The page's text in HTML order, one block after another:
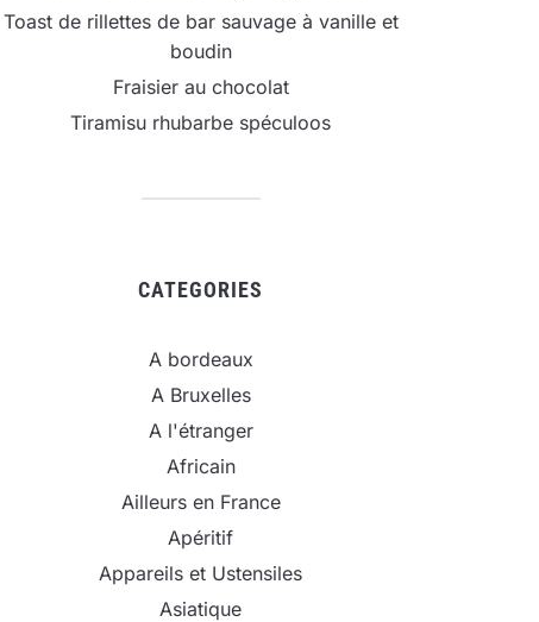
Toast de rillettes de bar sauvage à vanille et
boudin
Fraisier au chocolat
Tiramisu rhubarbe spéculoos
CATEGORIES
A bordeaux
A Bruxelles
A l'étranger
Africain
Ailleurs en France
Apéritif
Appareils et Ustensiles
Asiatique